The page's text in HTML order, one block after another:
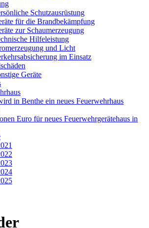
Schutzausrüstung
für die Brandbekämpfung
zur Schaumerzeugung
Hilfeleistung
und Licht
im Einsatz
Geräte
in Benthe ein neues Feuerwehrhaus
Euro für neues Feuerwehrgerätehaus in